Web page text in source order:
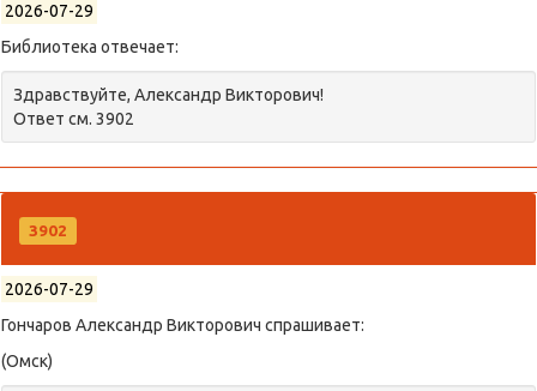
2026-07-29
Библиотека отвечает:
Здравствуйте, Александр Викторович!
Ответ см. 3902
3902
2026-07-29
Гончаров Александр Викторович спрашивает:
(Омск)